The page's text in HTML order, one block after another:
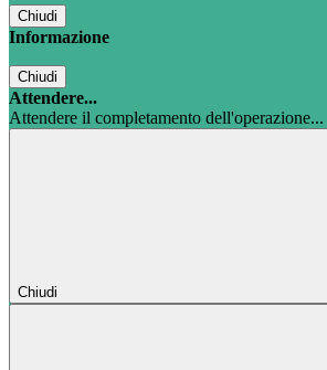
Chiudi
Informazione
Chiudi
Attendere...
Attendere il completamento dell'operazione...
Chiudi